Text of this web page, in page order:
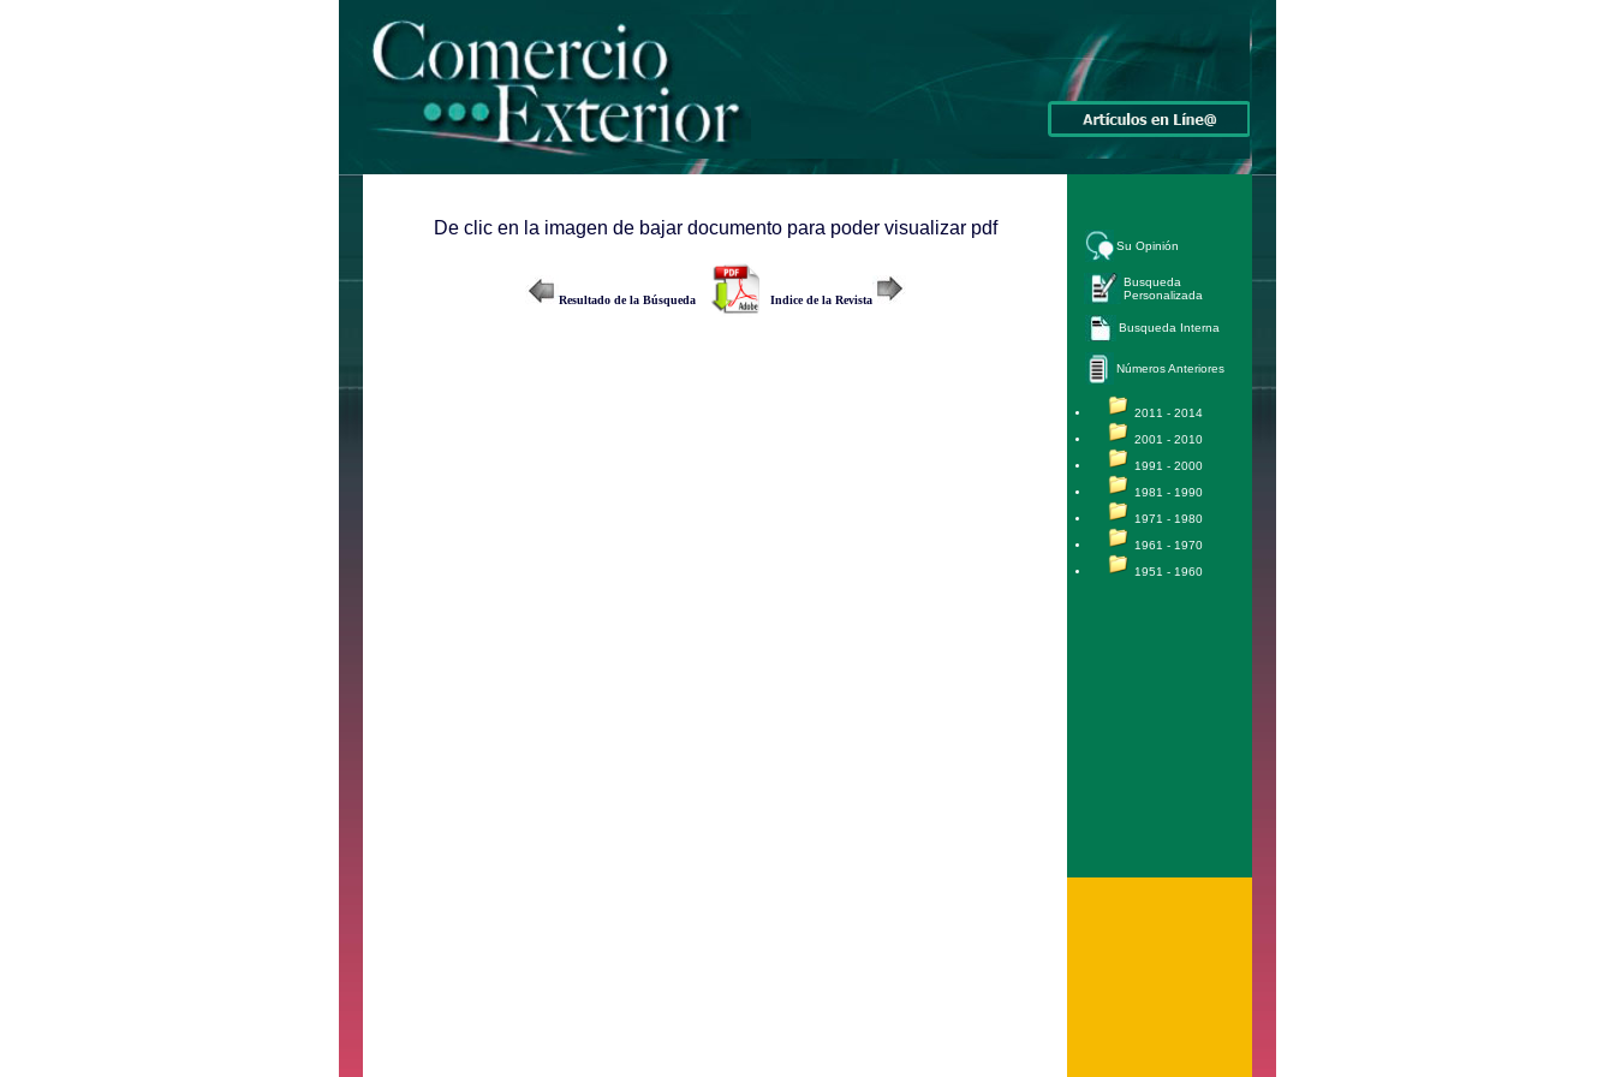
De clic en la imagen de bajar documento para poder visualizar pdf
Resultado de la Búsqueda Indice de la Revista
Su Opinión
Busqueda
Personalizada
Busqueda Interna
Números Anteriores
2011 - 2014
2001 - 2010
1991 - 2000
1981 - 1990
1971 - 1980
1961 - 1970
1951 - 1960